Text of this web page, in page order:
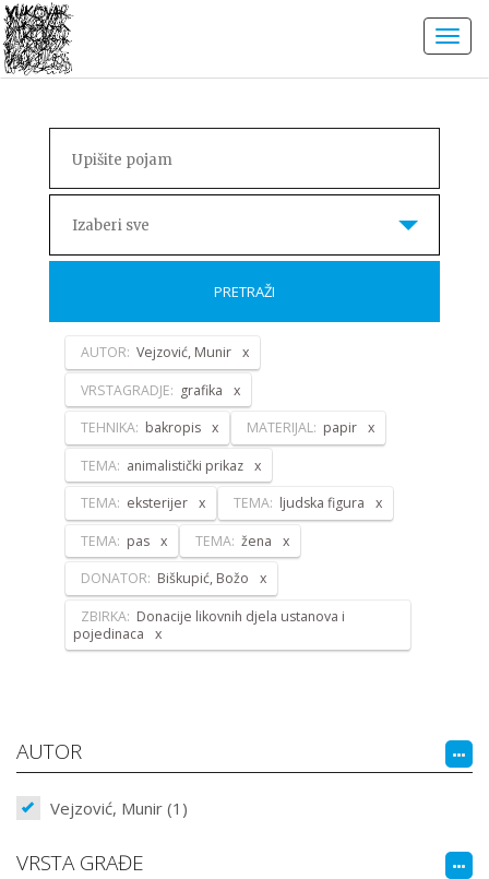
Izaberi sve
PRETRAŽI
AUTOR: Vejzović, Munir
VRSTAGRADJE: grafika
TEHNIKA: bakropis MATERIJAL: papir
TEMA: animalistički prikaz
TEMA: eksterijer TEMA: ljudska figura
TEMA: pas TEMA: žena
DONATOR: Biškupić, Božo
ZBIRKA: Donacije likovnih djela ustanova i
pojedinaca
AUTOR
Vejzović, Munir (1)
VRSTA GRAĐE